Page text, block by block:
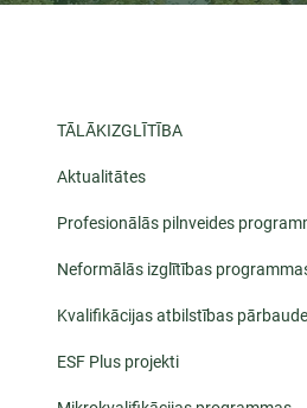
TĀLĀKIZGLĪTĪBA
Aktualitātes
Profesionālās pilnveides
Neformālās izglītības
Kvalifikācijas atbilstības pārbaude
ESF Plus projekti